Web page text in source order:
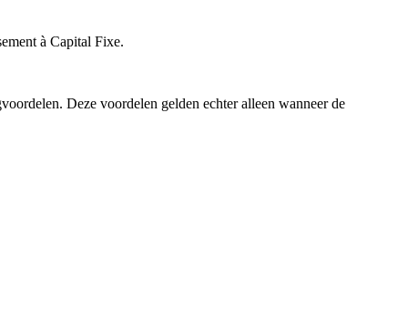
à Capital Fixe.
Deze voordelen gelden echter alleen wanneer de